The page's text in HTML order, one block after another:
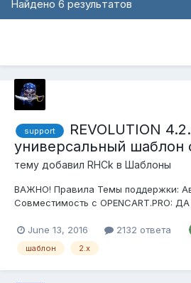
Найдено 6 результатов
support
REVOLUTION
универсальный шаблон
тему добавил RHCk в Шаблоны
ВАЖНО! Правила Темы поддержки:
Совместимость с OPENCART.PRO:
настроек шаблона - линк Актуальная
24.11.2018 Если имеет место
June 13, 2016 2132 ответа
шаблон 2.x